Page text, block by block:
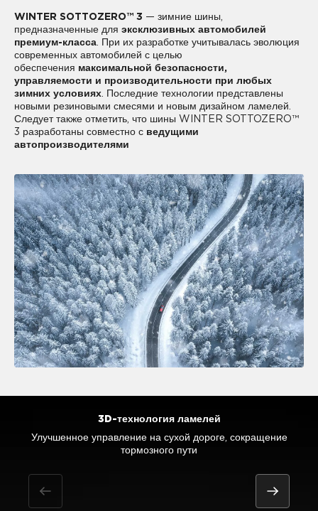
WINTER SOTTOZERO™ 3 — зимние шины,
предназначенные для эксклюзивных автомобилей
премиум-класса. При их разработке учитывалась эволюция
современных автомобилей с целью
обеспечения максимальной безопасности,
управляемости и производительности при любых
зимних условиях. Последние технологии представлены
новыми резиновыми смесями и новым дизайном ламелей.
Следует также отметить, что шины WINTER SOTTOZERO™
3 разработаны совместно с ведущими
автопроизводителями
3D-технология ламелей
Улучшенное управление на сухой дороге, сокращение
тормозного пути
Отличная управляемость на мокрой поверхности и
эффективность торможения
Повышенное сцепление на снегу
Улучшенное сцепление на заснеженной дороге